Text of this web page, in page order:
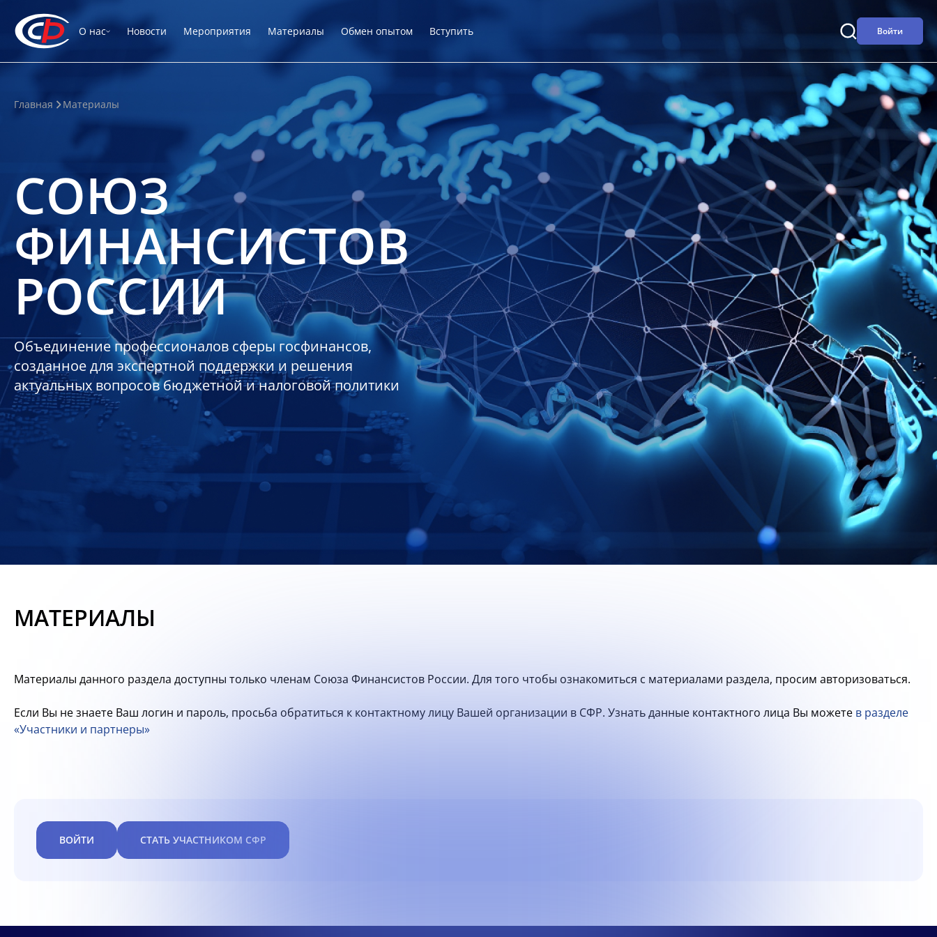
О нас Новости Мероприятия Материалы Обмен опытом Вступить Войти
Главная Материалы
СОЮЗ
ФИНАНСИСТОВ
РОССИИ
Объединение профессионалов сферы госфинансов,
созданное для экспертной поддержки и решения
актуальных вопросов бюджетной и налоговой политики
МАТЕРИАЛЫ
Материалы данного раздела доступны только членам Союза Финансистов России. Для того чтобы ознакомиться с материалами раздела, просим авторизоваться.
Если Вы не знаете Ваш логин и пароль, просьба обратиться к контактному лицу Вашей организации в СФР. Узнать данные контактного лица Вы можете в разделе
«Участники и партнеры»
ВОЙТИ СТАТЬ УЧАСТНИКОМ СФР